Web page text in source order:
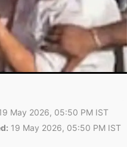
May 2026, 05:50 PM IST
19 May 2026, 05:50 PM IST